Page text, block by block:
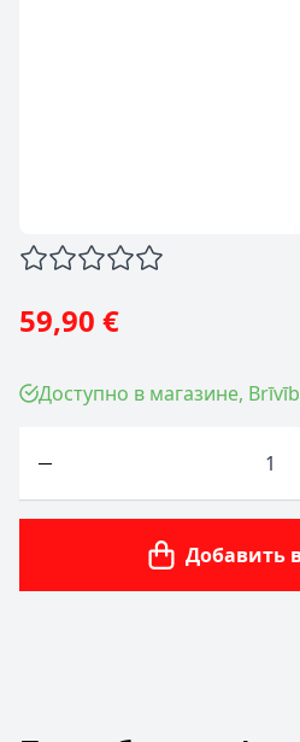
59,90 €
Доступно в магазине,
Добавить